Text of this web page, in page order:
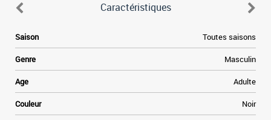
Caractéristiques
Saison Toutes saisons
Genre Masculin
Age Adulte
Couleur Noir